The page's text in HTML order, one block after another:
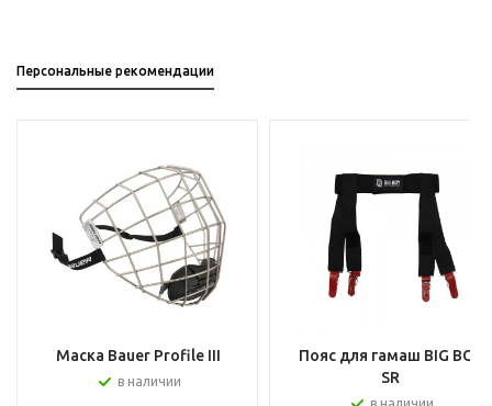
Персональные рекомендации
Маска Bauer Profile III
в наличии
Пояс для гамаш BIG BOY
SR